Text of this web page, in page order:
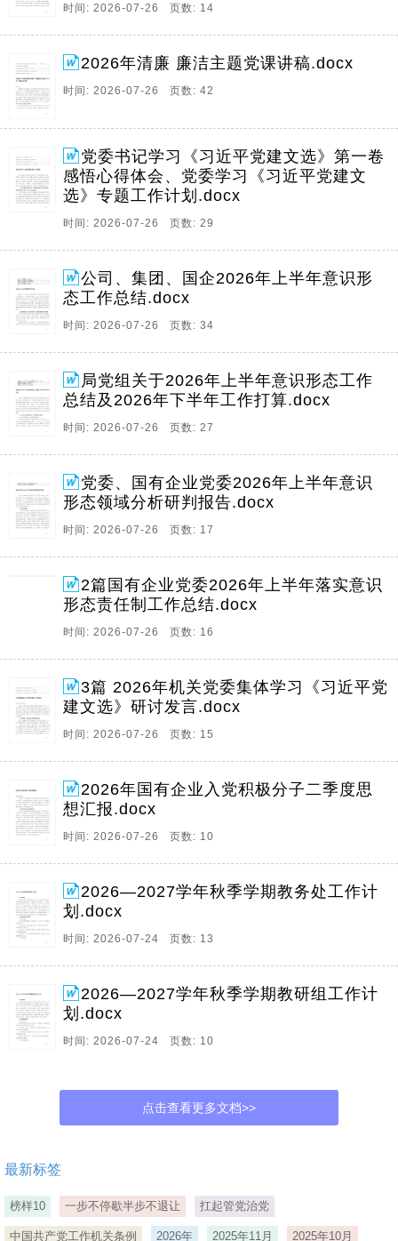
时间: 2026-07-26 页数: 14
2026年清廉 廉洁主题党课讲稿.docx
时间: 2026-07-26 页数: 42
党委书记学习《习近平党建文选》第一卷
感悟心得体会、党委学习《习近平党建文
选》专题工作计划.docx
时间: 2026-07-26 页数: 29
公司、集团、国企2026年上半年意识形
态工作总结.docx
时间: 2026-07-26 页数: 34
局党组关于2026年上半年意识形态工作
总结及2026年下半年工作打算.docx
时间: 2026-07-26 页数: 27
党委、国有企业党委2026年上半年意识
形态领域分析研判报告.docx
时间: 2026-07-26 页数: 17
2篇国有企业党委2026年上半年落实意识
形态责任制工作总结.docx
时间: 2026-07-26 页数: 16
3篇 2026年机关党委集体学习《习近平党
建文选》研讨发言.docx
时间: 2026-07-26 页数: 15
2026年国有企业入党积极分子二季度思
想汇报.docx
时间: 2026-07-26 页数: 10
2026—2027学年秋季学期教务处工作计
划.docx
时间: 2026-07-24 页数: 13
2026—2027学年秋季学期教研组工作计
划.docx
时间: 2026-07-24 页数: 10
点击查看更多文档>>
最新标签
榜样10 一步不停歇半步不退让 扛起管党治党
中国共产党工作机关条例 2026年 2025年11月 2025年10月